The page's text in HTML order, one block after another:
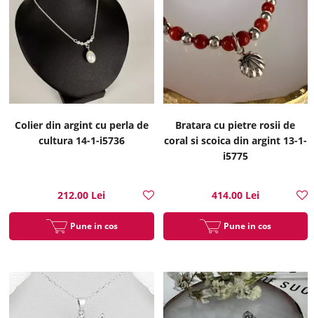
Colier din argint cu perla de
cultura 14-1-i5736
212.00 Lei
Pune in cos
Bratara cu pietre rosii de
coral si scoica din argint 13-1-
i5775
414.00 Lei
Pune in cos